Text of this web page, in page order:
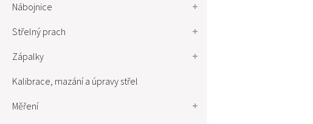
Nábojnice
Střelný prach
Zápalky
Kalibrace, mazání a úpravy střel
Měření